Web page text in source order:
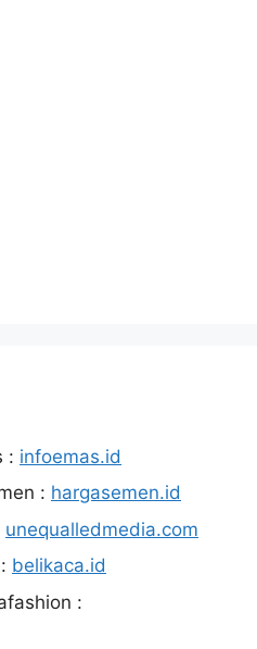
: infoemas.id
: hargasemen.id
unequalledmedia.com
belikaca.id
: